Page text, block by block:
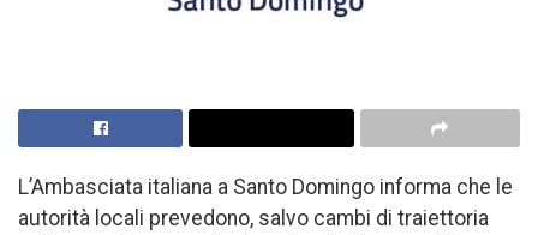
L’Ambasciata italiana a Santo Domingo informa che le
autorità locali prevedono, salvo cambi di traiettoria